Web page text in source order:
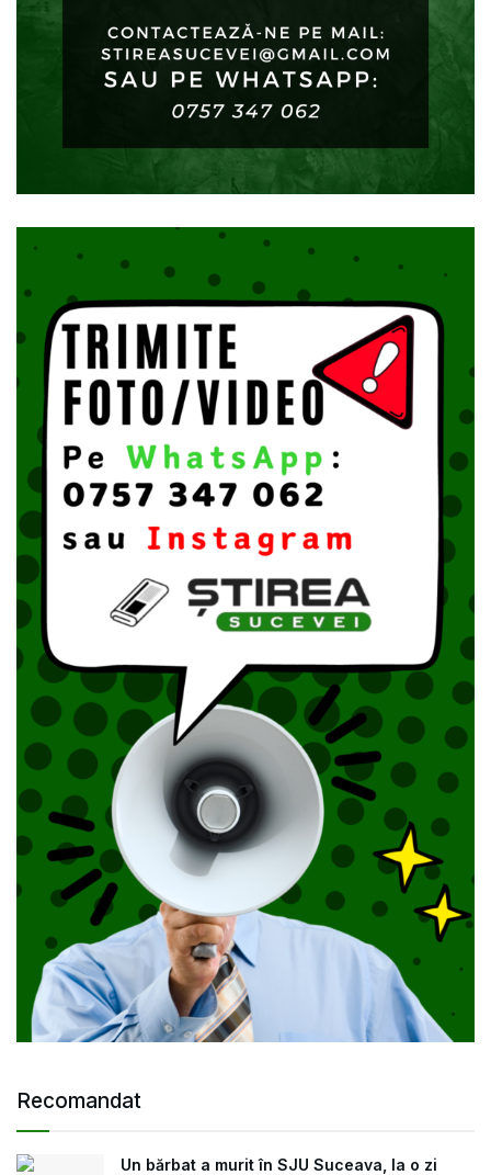
Recomandat
Un bărbat a murit în SJU Suceava, la o zi